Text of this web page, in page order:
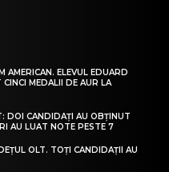
AMERICAN. ELEVUL EDUARD
CINCI MEDALII DE AUR LA
DOI CANDIDAȚI AU OBȚINUT
AU LUAT NOTE PESTE 7
OLT. TOȚI CANDIDAȚII AU